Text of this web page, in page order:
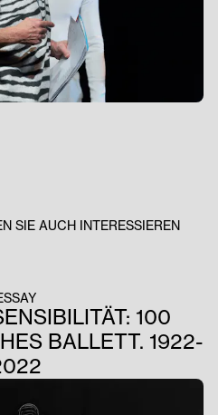
SIE AUCH INTERESSIEREN
100
BALLETT. 1922-